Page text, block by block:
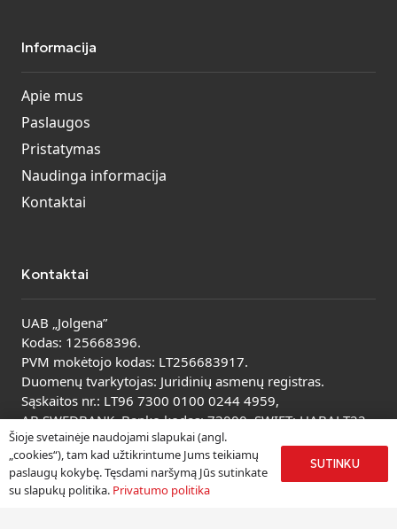
Informacija
Apie mus
Paslaugos
Pristatymas
Naudinga informacija
Kontaktai
Kontaktai
UAB „Jolgena”
Kodas: 125668396.
PVM mokėtojo kodas: LT256683917.
Duomenų tvarkytojas: Juridinių asmenų registras.
Sąskaitos nr.: LT96 7300 0100 0244 4959,
AB SWEDBANK. Banko kodas: 73000, SWIFT: HABALT22.
Peržiūrėti visus kontaktus
Šioje svetainėje naudojami slapukai (angl.
„cookies“), tam kad užtikrintume Jums teikiamų
paslaugų kokybę. Tęsdami naršymą Jūs sutinkate
su slapukų politika. Privatumo politika
SUTINKU